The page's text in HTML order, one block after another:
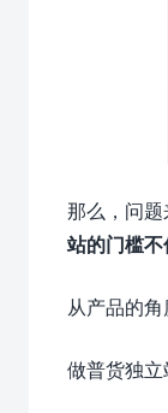
那么，问
站的门槛不
从产品的
做普货独